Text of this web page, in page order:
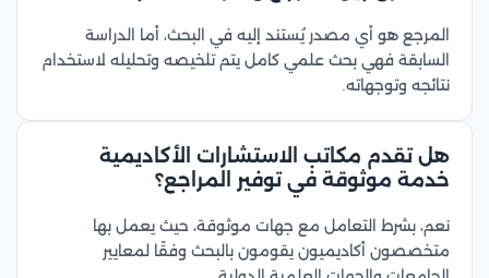
المرجع هو أي مصدر يُستند إليه في البحث، أما الدراسة
السابقة فهي بحث علمي كامل يتم تلخيصه وتحليله لاستخدام
نتائجه وتوجهاته.
هل تقدم مكاتب الاستشارات الأكاديمية
خدمة موثوقة في توفير المراجع؟
نعم، بشرط التعامل مع جهات موثوقة، حيث يعمل بها
متخصصون أكاديميون يقومون بالبحث وفقًا لمعايير